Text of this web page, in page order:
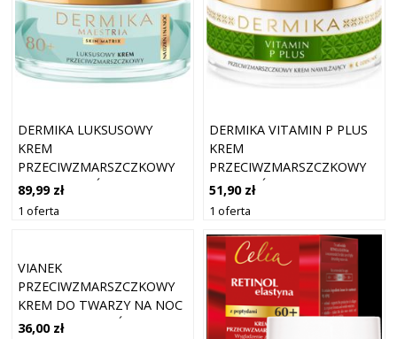
DERMIKA LUKSUSOWY
KREM
PRZECIWZMARSZCZKOWY
80+ NA DZIEŃ I NA NOC
89,99 zł
1 oferta
DERMIKA VITAMIN P PLUS
KREM
PRZECIWZMARSZCZKOWY
NA DZIEŃ I NA NOC 50ML
51,90 zł
1 oferta
VIANEK
PRZECIWZMARSZCZKOWY
KREM DO TWARZY NA NOC
MIŁORZĄB JAPOŃSKI 50ML
36,00 zł